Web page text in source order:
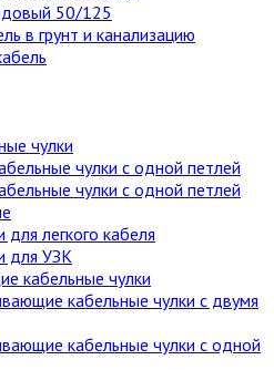
50/125
в грунт и канализацию
чулки
чулки с одной петлей
чулки с одной петлей
легкого кабеля
для УЗК
кабельные чулки
кабельные чулки с двумя
кабельные чулки с одной